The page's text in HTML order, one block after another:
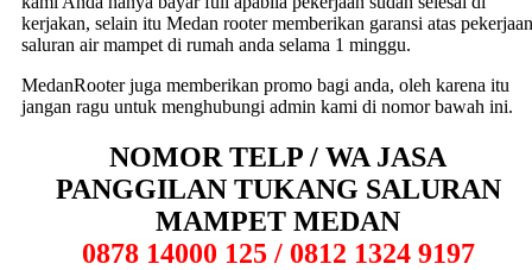
kerjakan, selain itu Medan rooter memberikan garansi atas pekerjaan
saluran air mampet di rumah anda selama 1 minggu.
MedanRooter juga memberikan promo bagi anda, oleh karena itu
jangan ragu untuk menghubungi admin kami di nomor bawah ini.
NOMOR TELP / WA JASA
PANGGILAN TUKANG SALURAN
MAMPET MEDAN
0878 14000 125 / 0812 1324 9197